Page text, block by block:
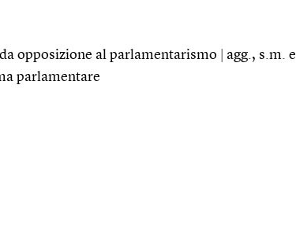
opposizione al parlamentarismo
agg., s.m. e
parlamentare